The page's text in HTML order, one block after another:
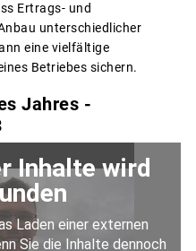
Ertrags- und
unterschiedlicher
eine vielfältige
Betriebes sichern.
Jahres -